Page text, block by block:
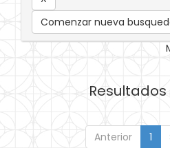
Comenzar nueva
Resultados
Anterior 1